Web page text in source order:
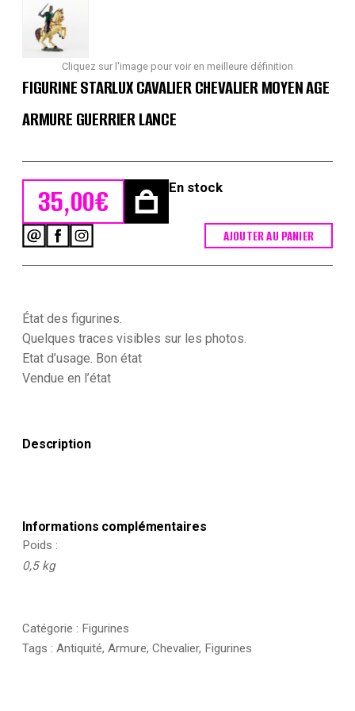
Cliquez sur l'image pour voir en meilleure définition
FIGURINE STARLUX CAVALIER CHEVALIER MOYEN AGE
ARMURE GUERRIER LANCE
35,00€ En stock
Chevalier
Moyen
Age
Armure
Guerrier
AJOUTER AU PANIER
État des figurines.
Quelques traces visibles sur les photos.
Etat d’usage. Bon état
Vendue en l’état
Description
Informations complémentaires
Poids
0,5 kg
Catégorie : Figurines
Tags : Antiquité, Armure, Chevalier, Figurines